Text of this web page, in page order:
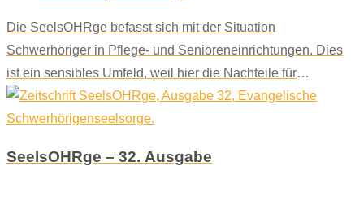
Die SeelsOHRge befasst sich mit der Situation
Schwerhöriger in Pflege- und Senioreneinrichtungen. Dies
ist ein sensibles Umfeld, weil hier die Nachteile für
Betroffene besonders gravierend sind.
SeelsOHRge – 32. Ausgabe